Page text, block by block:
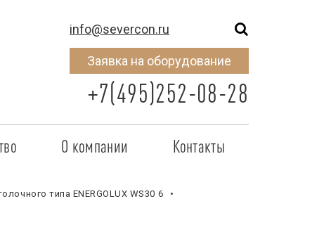
info@severcon.ru
Заявка на оборудование
+7(495)252-08-28
О компании Контакты
типа ENERGOLUX WS30 6